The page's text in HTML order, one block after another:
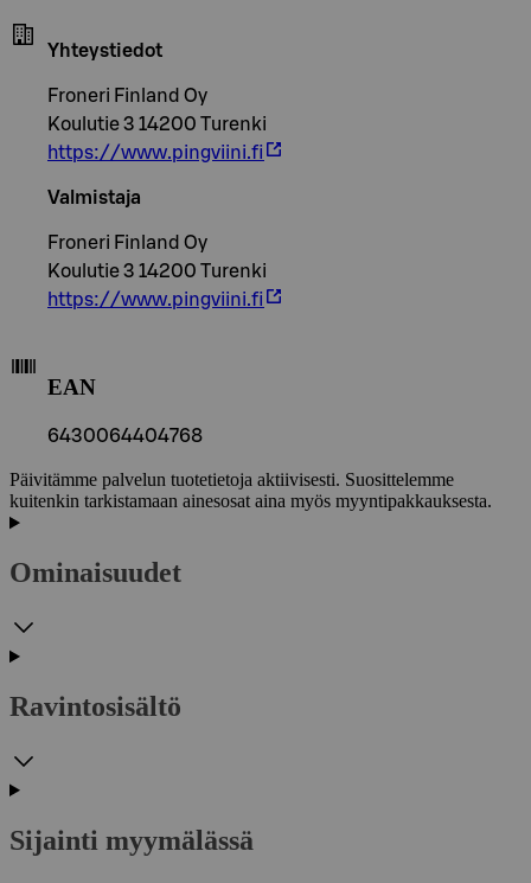
Yhteystiedot
Froneri Finland Oy
Koulutie 3 14200 Turenki
https://www.pingviini.fi
Valmistaja
Froneri Finland Oy
Koulutie 3 14200 Turenki
https://www.pingviini.fi
EAN
6430064404768
Päivitämme palvelun tuotetietoja aktiivisesti. Suosittelemme
kuitenkin tarkistamaan ainesosat aina myös myyntipakkauksesta.
Ominaisuudet
Ravintosisältö
Sijainti myymälässä